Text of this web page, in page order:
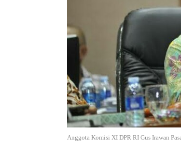
Anggota Komisi XI DPR RI Gus Irawan